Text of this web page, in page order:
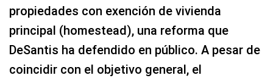
propiedades con exención de vivienda
principal (homestead), una reforma que
DeSantis ha defendido en público. A pesar de
coincidir con el objetivo general, el